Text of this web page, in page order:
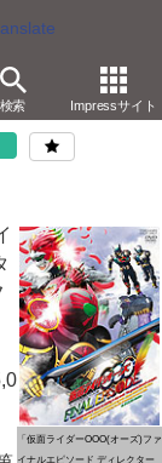
検索 Impressサイト
DVD化
「仮面ライダーOOO(オーズ)ファ
イナルエピソード ディレクター